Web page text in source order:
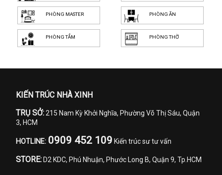
PHÒNG MASTER PHÒNG ĂN
PHÒNG TẮM PHÒNG THỜ
KIẾN TRÚC NHÀ XINH
TRỤ SỞ: 215 Nam Kỳ Khởi Nghĩa, Phường Võ Thị Sáu, Quận
3, HCM
HOTLINE: 0909 452 109 Kiến trúc sư tư vấn
STORE: D2 KDC, Phú Nhuận, Phước Long B, Quận 9, Tp.HCM